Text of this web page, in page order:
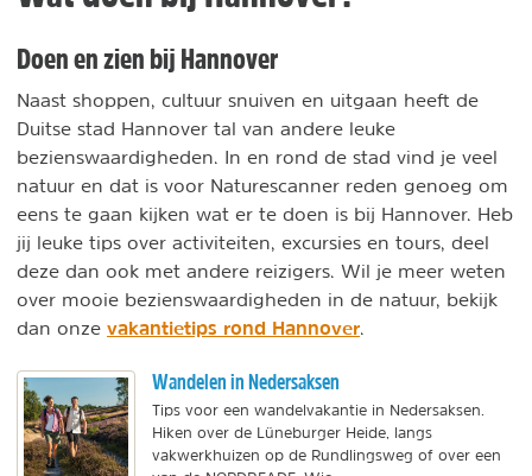
Doen en zien bij Hannover
Naast shoppen, cultuur snuiven en uitgaan heeft de
Duitse stad Hannover tal van andere leuke
bezienswaardigheden. In en rond de stad vind je veel
natuur en dat is voor Naturescanner reden genoeg om
eens te gaan kijken wat er te doen is bij Hannover. Heb
jij leuke tips over activiteiten, excursies en tours, deel
deze dan ook met andere reizigers. Wil je meer weten
over mooie bezienswaardigheden in de natuur, bekijk
dan onze vakantietips rond Hannover
Wandelen in Nedersaksen
Tips voor een wandelvakantie in Nedersaksen.
Hiken over de Lüneburger Heide, langs
vakwerkhuizen op de Rundlingsweg of over een